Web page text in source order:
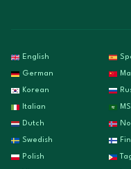
English
German
Korean
Italian
Dutch
Swedish
Polish